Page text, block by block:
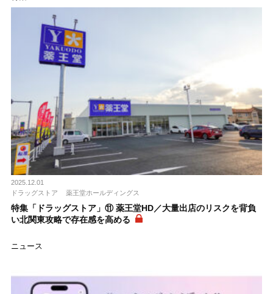
2025.12.01
ドラッグストア
薬王堂ホールディングス
特集「ドラッグストア」⑪ 薬王堂HD／大量出店のリスクを背負
い北関東攻略で存在感を高める
ニュース